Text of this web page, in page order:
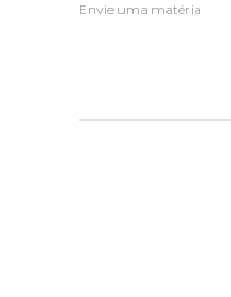
Envie uma matéria